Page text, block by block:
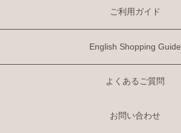
ご利用ガイド
English Shopping Guide
よくあるご質問
お問い合わせ